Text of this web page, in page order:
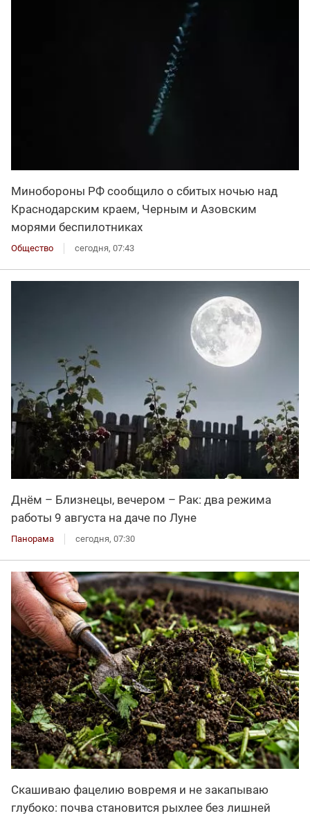
Минобороны РФ сообщило о сбитых ночью над
Краснодарским краем, Черным и Азовским
морями беспилотниках
Общество сегодня, 07:43
Днём – Близнецы, вечером – Рак: два режима
работы 9 августа на даче по Луне
Панорама сегодня, 07:30
Скашиваю фацелию вовремя и не закапываю
глубоко: почва становится рыхлее без лишней